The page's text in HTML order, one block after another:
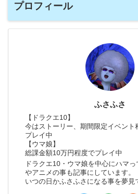
プロフィール
ふさふさ
【ドラクエ10】
今はストーリー、期間限定イベント
プレイ中
【ウマ娘】
総課金額10万円程度でプレイ中
ドラクエ10・ウマ娘を中心にハマ
やアニメの事も記事にしています。
いつの日かふさふさになる事を夢見